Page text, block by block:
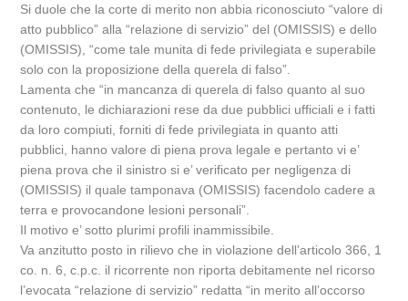
Si duole che la corte di merito non abbia riconosciuto “valore di
atto pubblico” alla “relazione di servizio” del (OMISSIS) e dello
(OMISSIS), “come tale munita di fede privilegiata e superabile
solo con la proposizione della querela di falso”.
Lamenta che “in mancanza di querela di falso quanto al suo
contenuto, le dichiarazioni rese da due pubblici ufficiali e i fatti
da loro compiuti, forniti di fede privilegiata in quanto atti
pubblici, hanno valore di piena prova legale e pertanto vi e’
piena prova che il sinistro si e’ verificato per negligenza di
(OMISSIS) il quale tamponava (OMISSIS) facendolo cadere a
terra e provocandone lesioni personali”.
Il motivo e’ sotto plurimi profili inammissibile.
Va anzitutto posto in rilievo che in violazione dell’articolo 366, 1
co. n. 6, c.p.c. il ricorrente non riporta debitamente nel ricorso
l’evocata “relazione di servizio” redatta “in merito all’occorso